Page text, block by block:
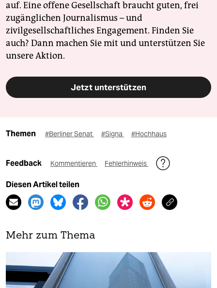
auf. Eine offene Gesellschaft braucht guten, frei
zugänglichen Journalismus – und
zivilgesellschaftliches Engagement. Finden Sie
auch? Dann machen Sie mit und unterstützen Sie
unsere Aktion.
Jetzt unterstützen
Themen #Berliner Senat #Signa #Hochhaus
Feedback Kommentieren Fehlerhinweis
Diesen Artikel teilen
Mehr zum Thema